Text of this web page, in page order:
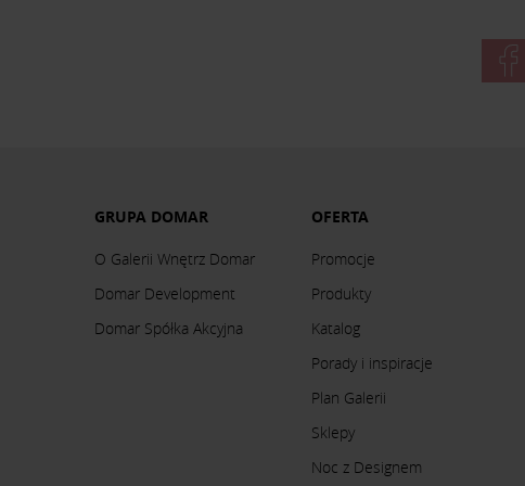
GRUPA DOMAR
O Galerii Wnętrz Domar
Domar Development
Domar Spółka Akcyjna
OFERTA
Promocje
Produkty
Katalog
Porady i inspiracje
Plan Galerii
Sklepy
Noc z Designem